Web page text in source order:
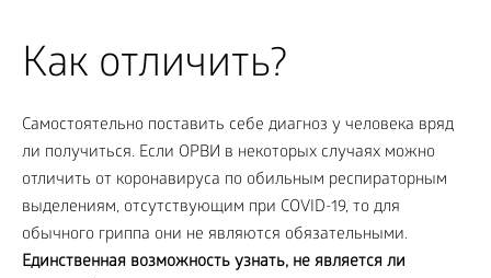
Как отличить?
Самостоятельно поставить себе диагноз у человека вряд
ли получиться. Если ОРВИ в некоторых случаях можно
отличить от коронавируса по обильным респираторным
выделениям, отсутствующим при COVID-19, то для
обычного гриппа они не являются обязательными.
Единственная возможность узнать, не является ли